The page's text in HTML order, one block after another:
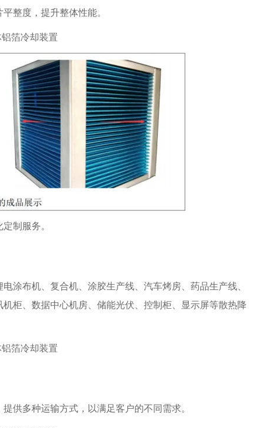
整度，提升整体性能。
制服务。
涂布机、复合机、涂胶生产线、汽车烤房、药品生产线、
柜、数据中心机房、储能光伏、控制柜、显示屏等散热降
供多种运输方式，以满足客户的不同需求。